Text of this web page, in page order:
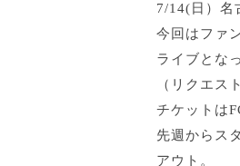
7/14(日）名
今回はファ
ライブとな
（リクエス
チケットは
先週からス
アウト。